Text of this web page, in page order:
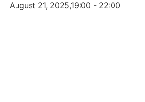
August 21, 2025,19:00 - 22:00